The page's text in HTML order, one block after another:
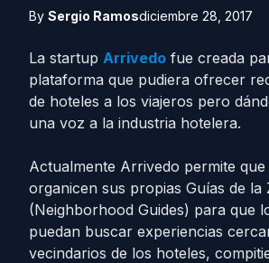
By Sergio Ramosdiciembre 28, 2017
La startup Arrivedo fue creada
plataforma que pudiera ofrecer
de hoteles a los viajeros pero
una voz a la industria hotelera.
Actualmente Arrivedo permite
organicen sus propias Guías de la
(Neighborhood Guides) para que
puedan buscar experiencias
vecindarios de los hoteles,